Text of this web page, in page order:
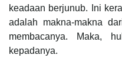
keadaan berjunub. Ini
adalah makna-makna
membacanya. Maka,
kepadanya.